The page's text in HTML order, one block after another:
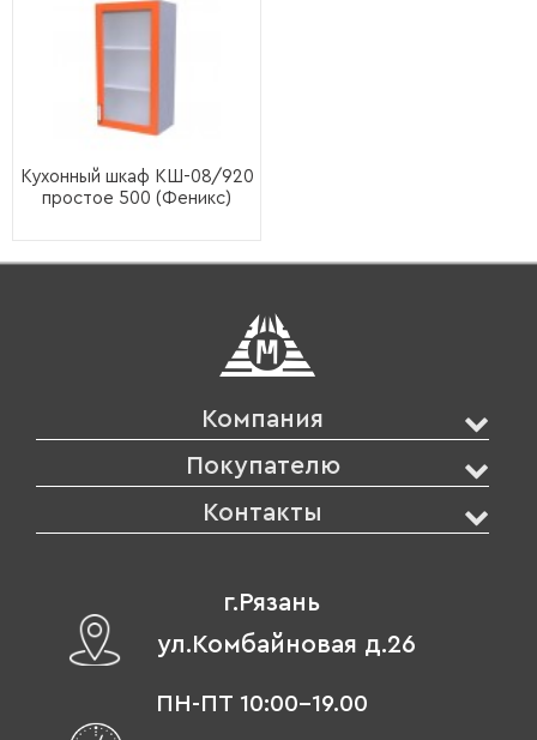
Кухонный шкаф КШ-08/920
простое 500 (Феникс)
Компания
Покупателю
Контакты
г.Рязань
ул.Комбайновая д.26
ПН-ПТ 10:00-19.00